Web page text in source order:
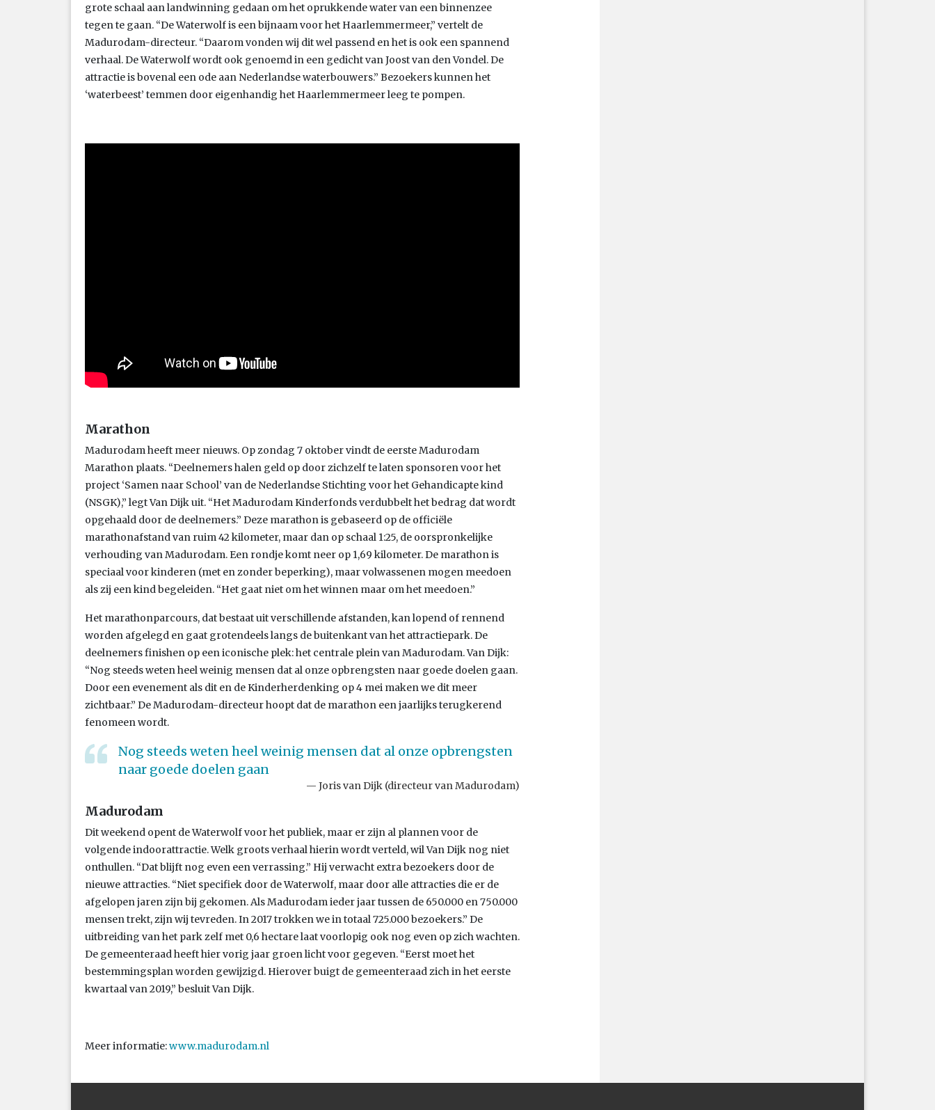
grote schaal aan landwinning gedaan om het oprukkende water van een binnenzee
tegen te gaan. “De Waterwolf is een bijnaam voor het Haarlemmermeer,” vertelt de
Madurodam-directeur. “Daarom vonden wij dit wel passend en het is ook een spannend
verhaal. De Waterwolf wordt ook genoemd in een gedicht van Joost van den Vondel. De
attractie is bovenal een ode aan Nederlandse waterbouwers.” Bezoekers kunnen het
‘waterbeest’ temmen door eigenhandig het Haarlemmermeer leeg te pompen.
Marathon
Madurodam heeft meer nieuws. Op zondag 7 oktober vindt de eerste Madurodam
Marathon plaats. “Deelnemers halen geld op door zichzelf te laten sponsoren voor het
project ‘Samen naar School’ van de Nederlandse Stichting voor het Gehandicapte kind
(NSGK),” legt Van Dijk uit. “Het Madurodam Kinderfonds verdubbelt het bedrag dat wordt
opgehaald door de deelnemers.” Deze marathon is gebaseerd op de officiële
marathonafstand van ruim 42 kilometer, maar dan op schaal 1:25, de oorspronkelijke
verhouding van Madurodam. Een rondje komt neer op 1,69 kilometer. De marathon is
speciaal voor kinderen (met en zonder beperking), maar volwassenen mogen meedoen
als zij een kind begeleiden. “Het gaat niet om het winnen maar om het meedoen.”
Het marathonparcours, dat bestaat uit verschillende afstanden, kan lopend of rennend
worden afgelegd en gaat grotendeels langs de buitenkant van het attractiepark. De
deelnemers finishen op een iconische plek: het centrale plein van Madurodam. Van Dijk:
“Nog steeds weten heel weinig mensen dat al onze opbrengsten naar goede doelen gaan.
Door een evenement als dit en de Kinderherdenking op 4 mei maken we dit meer
zichtbaar.” De Madurodam-directeur hoopt dat de marathon een jaarlijks terugkerend
fenomeen wordt.
Nog steeds weten heel weinig mensen dat al onze opbrengsten
naar goede doelen gaan
Joris van Dijk (directeur van Madurodam)
Madurodam
Dit weekend opent de Waterwolf voor het publiek, maar er zijn al plannen voor de
volgende indoorattractie. Welk groots verhaal hierin wordt verteld, wil Van Dijk nog niet
onthullen. “Dat blijft nog even een verrassing.” Hij verwacht extra bezoekers door de
nieuwe attracties. “Niet specifiek door de Waterwolf, maar door alle attracties die er de
afgelopen jaren zijn bij gekomen. Als Madurodam ieder jaar tussen de 650.000 en 750.000
mensen trekt, zijn wij tevreden. In 2017 trokken we in totaal 725.000 bezoekers.” De
uitbreiding van het park zelf met 0,6 hectare laat voorlopig ook nog even op zich wachten.
De gemeenteraad heeft hier vorig jaar groen licht voor gegeven. “Eerst moet het
bestemmingsplan worden gewijzigd. Hierover buigt de gemeenteraad zich in het eerste
kwartaal van 2019,” besluit Van Dijk.
Meer informatie:www.madurodam.nl